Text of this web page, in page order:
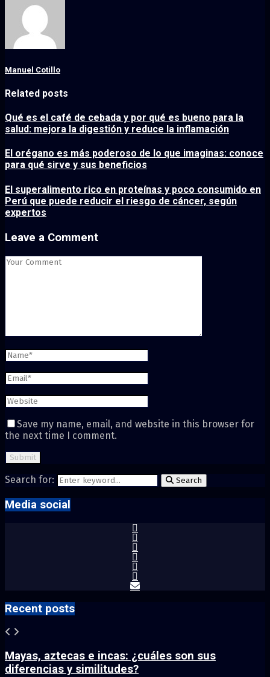
Manuel Cotillo
Related posts
Qué es el café de cebada y por qué es bueno para la
salud: mejora la digestión y reduce la inflamación
El orégano es más poderoso de lo que imaginas: conoce
para qué sirve y sus beneficios
El superalimento rico en proteínas y poco consumido en
Perú que puede reducir el riesgo de cáncer, según
expertos
Leave a Comment
Save my name, email, and website in this browser for
the next time I comment.
Search for: Search
Media social
Recent posts
Mayas, aztecas e incas: ¿cuáles son sus
diferencias y similitudes?